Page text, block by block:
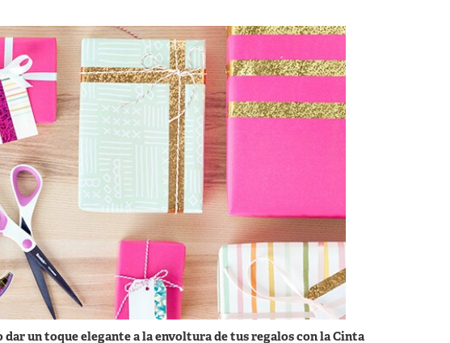
dar un toque elegante a la envoltura de tus regalos con la Cinta